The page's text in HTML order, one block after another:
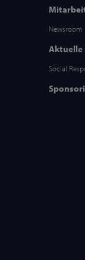
Newsroom
Aktuelle
Social